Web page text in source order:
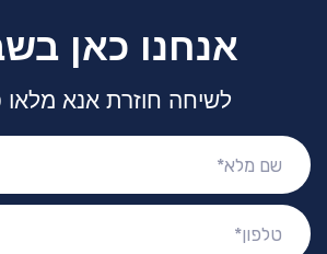
אנחנו כאן
לשיחה חוזרת אנא מלאו
שם
מלא:
טלפון: